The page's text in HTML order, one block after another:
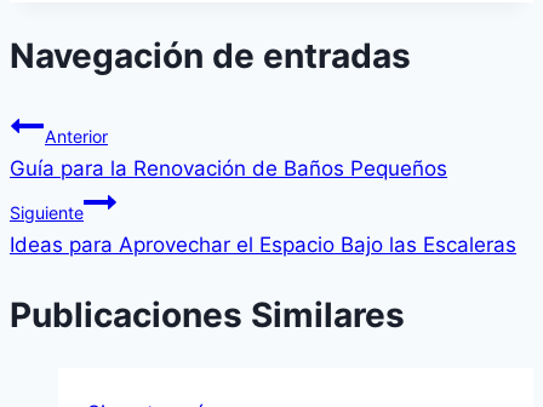
Navegación de entradas
Anterior
Guía para la Renovación de Baños Pequeños
Siguiente
Ideas para Aprovechar el Espacio Bajo las Escaleras
Publicaciones Similares